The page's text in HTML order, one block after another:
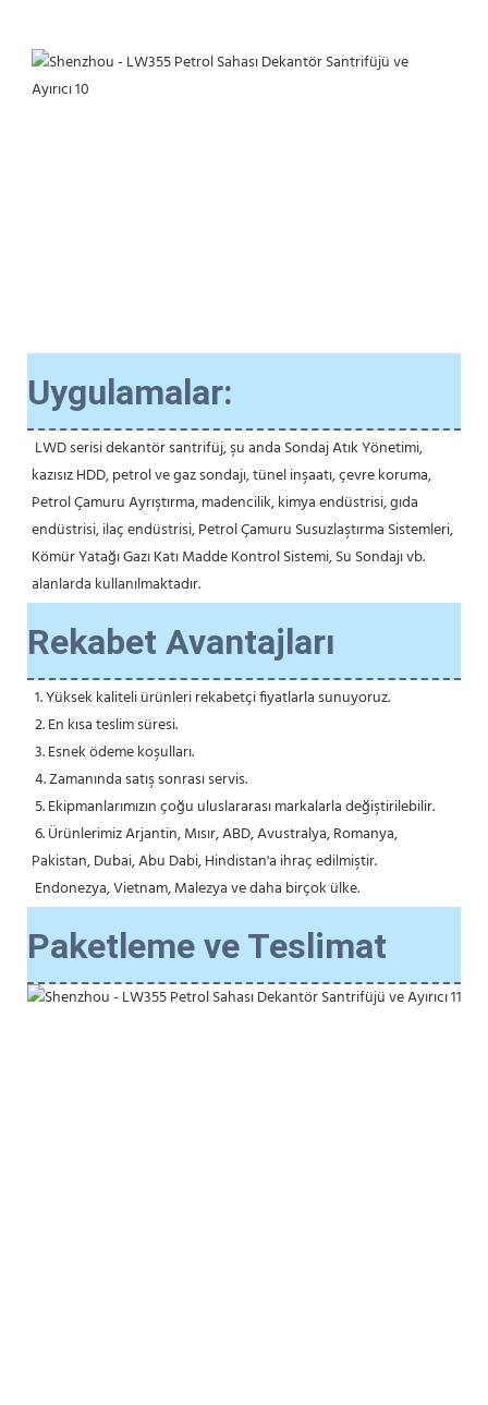
Uygulamalar:
LWD serisi dekantör santrifüj, şu anda Sondaj Atık Yönetimi,
kazısız HDD, petrol ve gaz sondajı, tünel inşaatı, çevre koruma,
Petrol Çamuru Ayrıştırma, madencilik, kimya endüstrisi, gıda
endüstrisi, ilaç endüstrisi, Petrol Çamuru Susuzlaştırma Sistemleri,
Kömür Yatağı Gazı Katı Madde Kontrol Sistemi, Su Sondajı vb.
alanlarda kullanılmaktadır.
Rekabet Avantajları
1. Yüksek kaliteli ürünleri rekabetçi fiyatlarla sunuyoruz.
2. En kısa teslim süresi.
3. Esnek ödeme koşulları.
4. Zamanında satış sonrası servis.
5. Ekipmanlarımızın çoğu uluslararası markalarla değiştirilebilir.
Pakistan, Dubai, Abu Dabi, Hindistan'a ihraç edilmiştir.
Endonezya, Vietnam, Malezya ve daha birçok ülke.
Paketleme ve Teslimat